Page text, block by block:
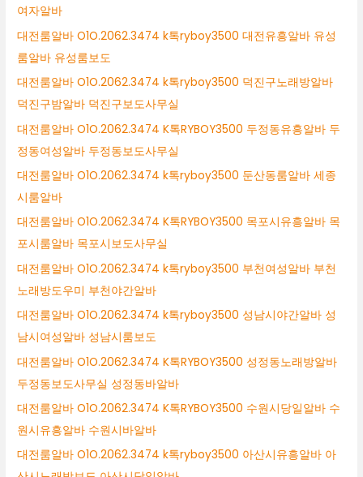
여자알바
대전룸알바 O1O.2062.3474 k톡ryboy3500 대전유흥알바 유성
룸알바 유성룸보도
대전룸알바 O1O.2062.3474 k톡ryboy3500 덕진구노래방알바
덕진구밤알바 덕진구보도사무실
대전룸알바 O1O.2062.3474 K톡RYBOY3500 두정동유흥알바 두
정동여성알바 두정동보도사무실
대전룸알바 O1O.2062.3474 k톡ryboy3500 둔산동룸알바 세종
시룸알바
대전룸알바 O1O.2062.3474 K톡RYBOY3500 목포시유흥알바 목
포시룸알바 목포시보도사무실
대전룸알바 O1O.2062.3474 k톡ryboy3500 부천여성알바 부천
노래방도우미 부천야간알바
대전룸알바 O1O.2062.3474 k톡ryboy3500 성남시야간알바 성
남시여성알바 성남시룸보도
대전룸알바 O1O.2062.3474 K톡RYBOY3500 성정동노래방알바
두정동보도사무실 성정동바알바
대전룸알바 O1O.2062.3474 K톡RYBOY3500 수원시당일알바 수
원시유흥알바 수원시바알바
대전룸알바 O1O.2062.3474 k톡ryboy3500 아산시유흥알바 아